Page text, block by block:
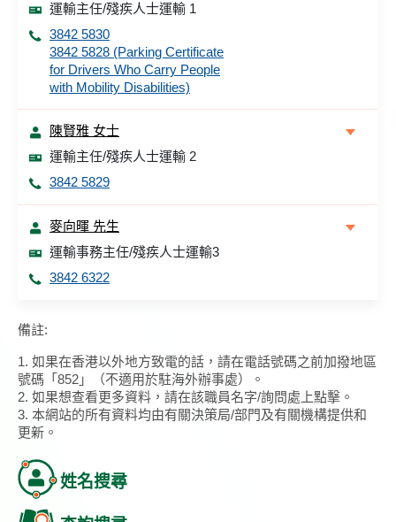
運輸主任/殘疾人士運輸 1
3842 5830
3842 5828 (Parking Certificate
for Drivers Who Carry People
with Mobility Disabilities)
陳賢雅 女士
運輸主任/殘疾人士運輸 2
3842 5829
麥向暉 先生
運輸事務主任/殘疾人士運輸3
3842 6322
備註:
1. 如果在香港以外地方致電的話，請在電話號碼之前加撥地區
號碼「852」（不適用於駐海外辦事處）。
2. 如果想查看更多資料，請在該職員名字/詢問處上點擊。
3. 本網站的所有資料均由有關決策局/部門及有關機構提供和
更新。
姓名搜尋